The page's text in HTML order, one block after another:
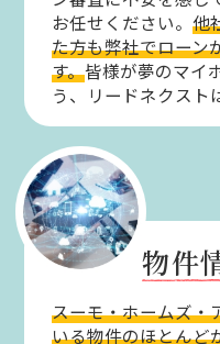
お任せください。他
た方も弊社でローン
す。皆様が夢のマイ
う、リードネクスト
物件
スーモ・ホームズ・
いる物件のほとんど